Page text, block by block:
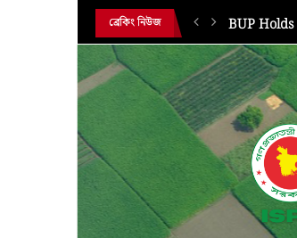
ব্রেকিং নিউজ BUP